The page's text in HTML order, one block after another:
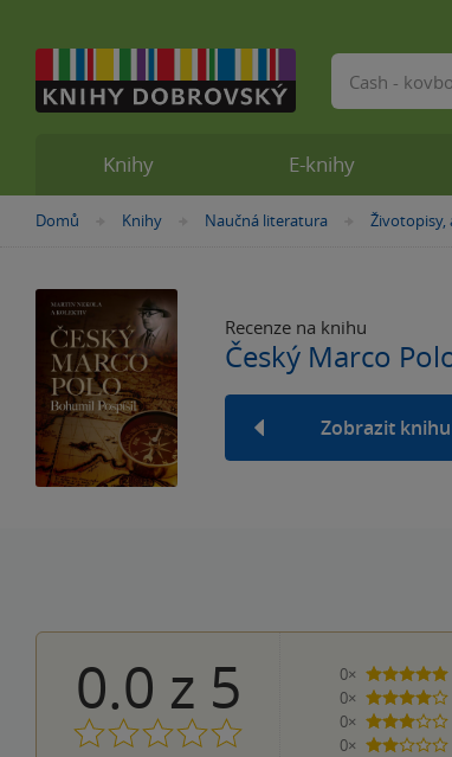
Nacházíte
Domů »
Knihy »
Naučná literatura »
Recenze na knihu
Český Marco
Zobrazit knihu
0.0 z 5 0×
0×
4
0×
3
0×
2
Knihy E-knihy